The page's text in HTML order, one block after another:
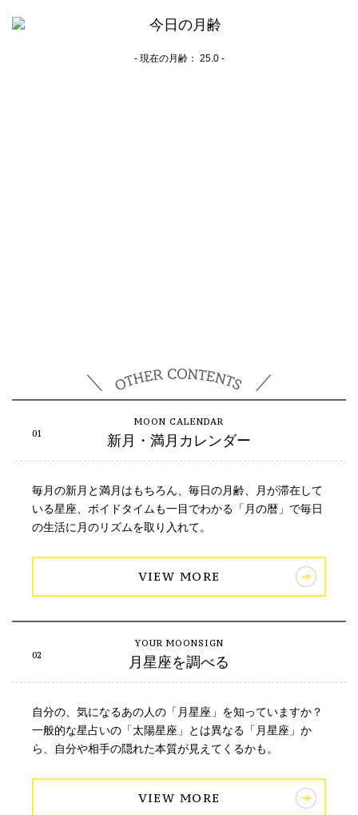
- 現在の月齢： 25.0 -
新月・満月カレンダー
毎月の新月と満月はもちろん、毎日の月齢、月が滞在して
いる星座、ボイドタイムも一目でわかる「月の暦」で毎日
の生活に月のリズムを取り入れて。
VIEW MORE
月星座を調べる
自分の、気になるあの人の「月星座」を知っていますか？
一般的な星占いの「太陽星座」とは異なる「月星座」か
ら、自分や相手の隠れた本質が見えてくるかも。
VIEW MORE